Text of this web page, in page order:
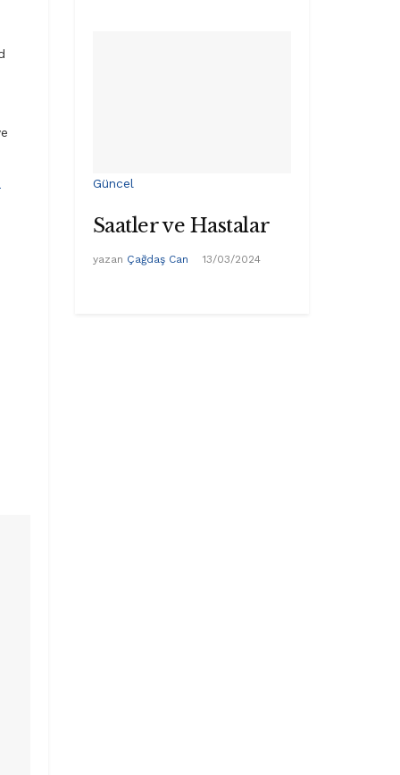
Güncel
Saatler ve Hastalar
yazan Çağdaş Can 13/03/2024